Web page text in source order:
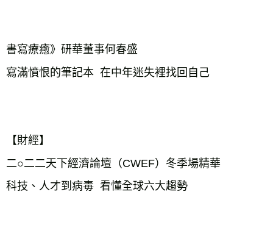
書寫療癒》研華董事何春盛
寫滿憤恨的筆記本  在中年迷失裡找回自己
【財經】
二○二二天下經濟論壇（CWEF）冬季場精華
科技、人才到病毒  看懂全球六大趨勢